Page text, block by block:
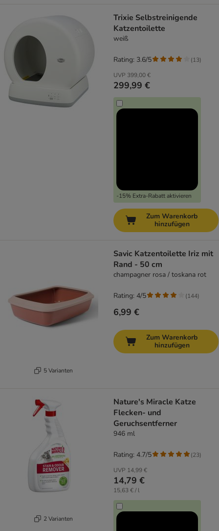
Trixie Selbstreinigende
Katzentoilette
weiß
UVP 399,00 €
299,99 €
-15% Extra-Rabatt aktivieren
Rating: 3.6/5 (13)
Zum Warenkorb
hinzufügen
5 Varianten
Savic Katzentoilette Iriz mit
Rand - 50 cm
champagner rosa / toskana rot
6,99 €
Rating: 4/5 (144)
Zum Warenkorb
hinzufügen
2 Varianten
Nature's Miracle Katze
Flecken- und
Geruchsentferner
946 ml
UVP 14,99 €
14,79 €
15,63 € / l
Rating: 4.7/5 (23)